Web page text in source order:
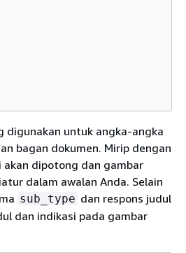
digunakan untuk angka-angka
bagan dokumen. Mirip dengan
dipotong dan gambar
dalam awalan Anda. Selain
sub_type dan respons judul
dan indikasi pada gambar